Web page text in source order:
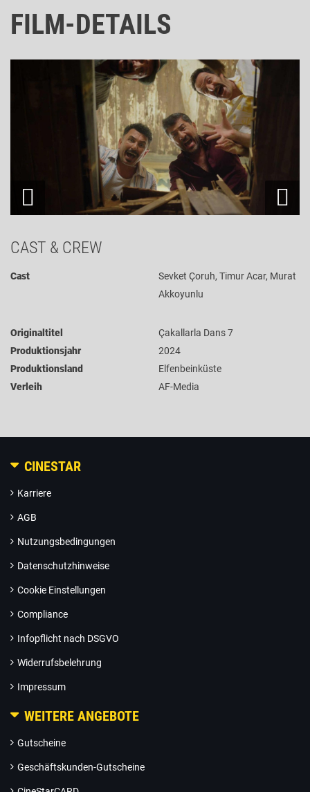
FILM-DETAILS
CAST & CREW
Cast
Sevket Çoruh, Timur Acar, Murat
Akkoyunlu
Originaltitel
Çakallarla Dans 7
Produktionsjahr
2024
Produktionsland
Elfenbeinküste
Verleih
AF-Media
CINESTAR
Karriere
AGB
Nutzungsbedingungen
Datenschutzhinweise
Cookie Einstellungen
Compliance
Infopflicht nach DSGVO
Widerrufsbelehrung
Impressum
WEITERE ANGEBOTE
Gutscheine
Geschäftskunden-Gutscheine